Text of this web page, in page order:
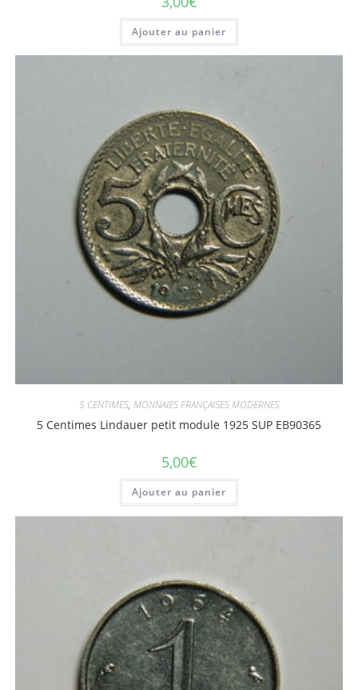
Ajouter au panier
5 CENTIMES, MONNAIES FRANÇAISES MODERNES
5 Centimes Lindauer petit module 1925 SUP EB90365
5,00€
Ajouter au panier